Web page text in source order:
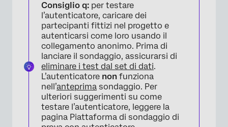
Consiglio q: per testare
l’autenticatore, caricare dei
partecipanti fittizi nel progetto e
autenticarsi come loro usando il
collegamento anonimo. Prima di
lanciare il sondaggio, assicurarsi di
eliminare i test dal set di dati.
L’autenticatore non funziona
nell’anteprima sondaggio. Per
ulteriori suggerimenti su come
testare l’autenticatore, leggere la
pagina Piattaforma di sondaggio di